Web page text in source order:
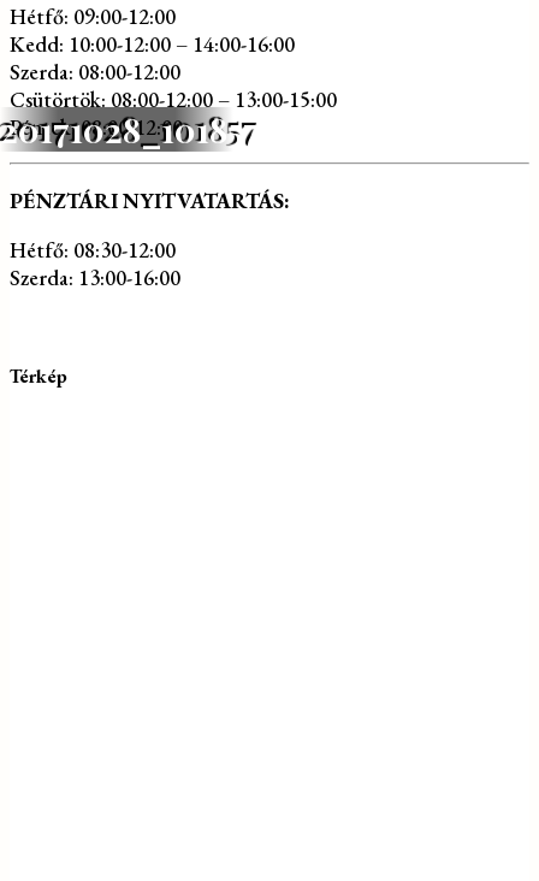
20171028_101857
Hétfő: 09:00-12:00
Kedd: 10:00-12:00 – 14:00-16:00
Szerda: 08:00-12:00
Csütörtök: 08:00-12:00 – 13:00-15:00
Péntek: 08:00-12:00
PÉNZTÁRI NYITVATARTÁS:
Hétfő: 08:30-12:00
Szerda: 13:00-16:00
Térkép